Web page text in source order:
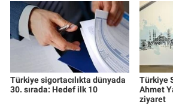
Türkiye sigortacılıkta dünyada
30. sırada: Hedef ilk 10
Türkiye
Ahmet
ziyaret